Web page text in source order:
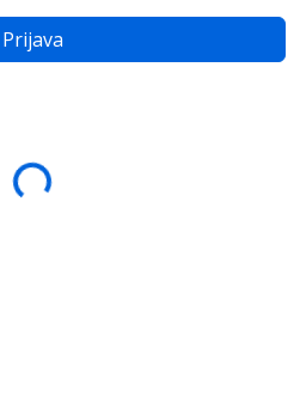
Prijava
Nalaganje...